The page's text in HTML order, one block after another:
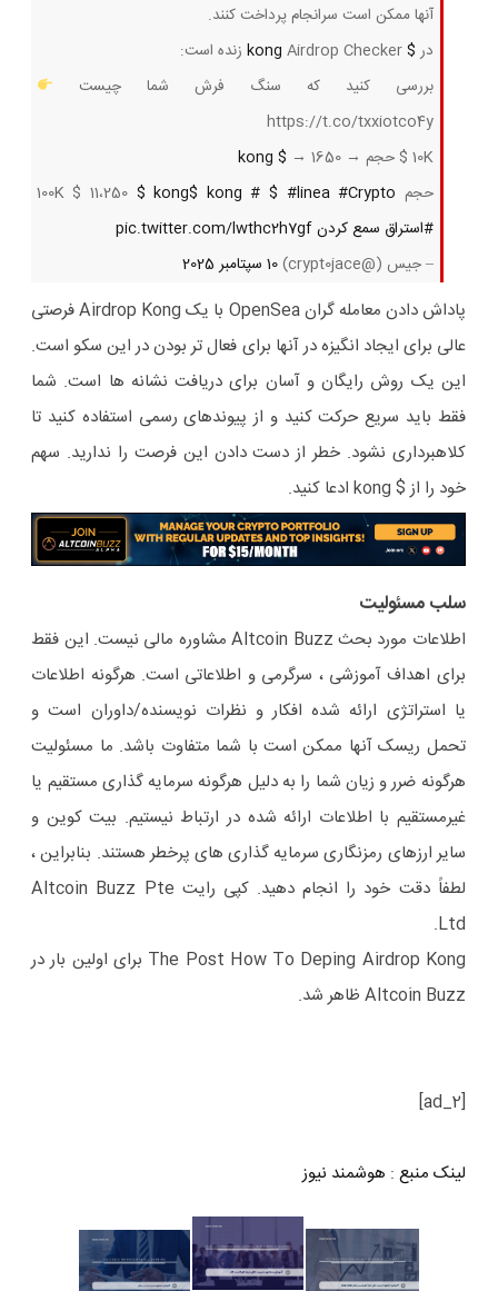
آنها ممکن است سرانجام پرداخت کنند.
در $ kongAirdrop Checker زنده است:
بررسی کنید که سنگ فرش شما چیست
https://t.co/txxiotco4y
10K $ حجم → 1650 →
$ kong
حجم 100K $ 11،250
$ kong$ kong # $ #linea #Crypto
#استراق سمع کردنpic.twitter.com/lwthc2h7gf
– جیس (@crypt0jace)
10 سپتامبر 2025
پاداش دادن معامله گران OpenSea با یک Airdrop Kong فرصتی
عالی برای ایجاد انگیزه در آنها برای فعال تر بودن در این سکو است.
این یک روش رایگان و آسان برای دریافت نشانه ها است. شما
فقط باید سریع حرکت کنید و از پیوندهای رسمی استفاده کنید تا
کلاهبرداری نشود. خطر از دست دادن این فرصت را ندارید. سهم
خود را از $ kong ادعا کنید.
سلب مسئولیت
اطلاعات مورد بحث Altcoin Buzz مشاوره مالی نیست. این فقط
برای اهداف آموزشی ، سرگرمی و اطلاعاتی است. هرگونه اطلاعات
یا استراتژی ارائه شده افکار و نظرات نویسنده/داوران است و
تحمل ریسک آنها ممکن است با شما متفاوت باشد. ما مسئولیت
هرگونه ضرر و زیان شما را به دلیل هرگونه سرمایه گذاری مستقیم یا
غیرمستقیم با اطلاعات ارائه شده در ارتباط نیستیم. بیت کوین و
سایر ارزهای رمزنگاری سرمایه گذاری های پرخطر هستند. بنابراین ،
لطفاً دقت خود را انجام دهید. کپی رایت Altcoin Buzz Pte
Ltd.
The Post How To Deping Airdrop Kong برای اولین بار در
Altcoin Buzz ظاهر شد.
[ad_2]
لینک منبع : هوشمند نیوز